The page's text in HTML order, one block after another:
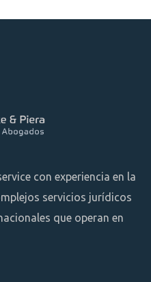
con experiencia en la
servicios jurídicos
que operan en